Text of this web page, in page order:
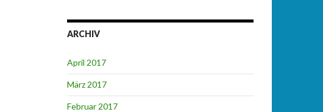
ARCHIV
April 2017
März 2017
Februar 2017